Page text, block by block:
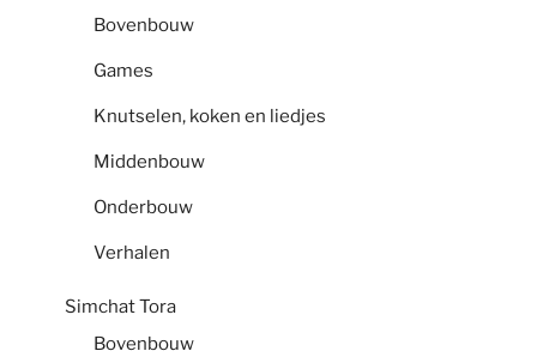
Bovenbouw
Games
Knutselen, koken en liedjes
Middenbouw
Onderbouw
Verhalen
Simchat Tora
Bovenbouw